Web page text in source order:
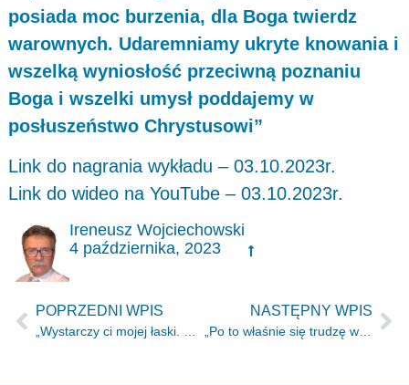
posiada moc burzenia, dla Boga twierdz
warownych. Udaremniamy ukryte knowania i
wszelką wyniosłość przeciwną poznaniu
Boga i wszelki umysł poddajemy w
posłuszeństwo Chrystusowi”
Link do nagrania wykładu – 03.10.2023r.
Link do wideo na YouTube – 03.10.2023r.
Ireneusz Wojciechowski
4 października, 2023
POPRZEDNI WPIS NASTĘPNY WPIS
„Po to właśnie się trudzę walcząc Jego mocą, która potężnie działa we mnie.” Kol 1.29